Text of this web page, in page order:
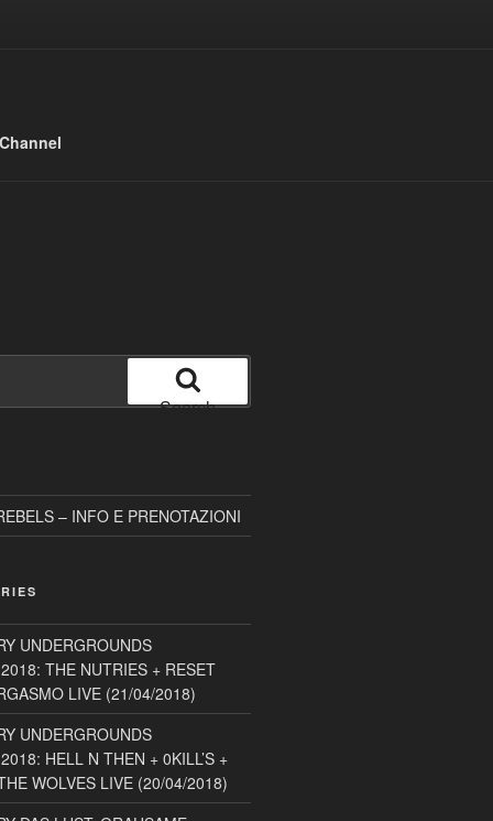
Search
– INFO E PRENOTAZIONI
UNDERGROUNDS
THE NUTRIES + RESET
LIVE (21/04/2018)
UNDERGROUNDS
HELL N THEN + 0KILL’S +
WOLVES LIVE (20/04/2018)